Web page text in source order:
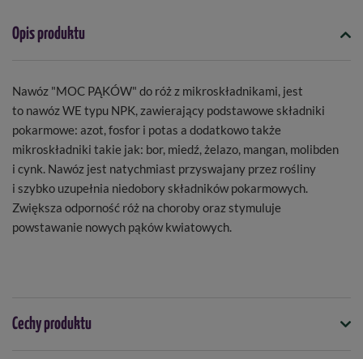
Opis produktu
Nawóz "MOC PĄKÓW" do róż z mikroskładnikami, jest
to nawóz WE typu NPK, zawierający podstawowe składniki
pokarmowe: azot, fosfor i potas a dodatkowo także
mikroskładniki takie jak: bor, miedź, żelazo, mangan, molibden
i cynk. Nawóz jest natychmiast przyswajany przez rośliny
i szybko uzupełnia niedobory składników pokarmowych.
Zwiększa odporność róż na choroby oraz stymuluje
powstawanie nowych pąków kwiatowych.
Cechy produktu